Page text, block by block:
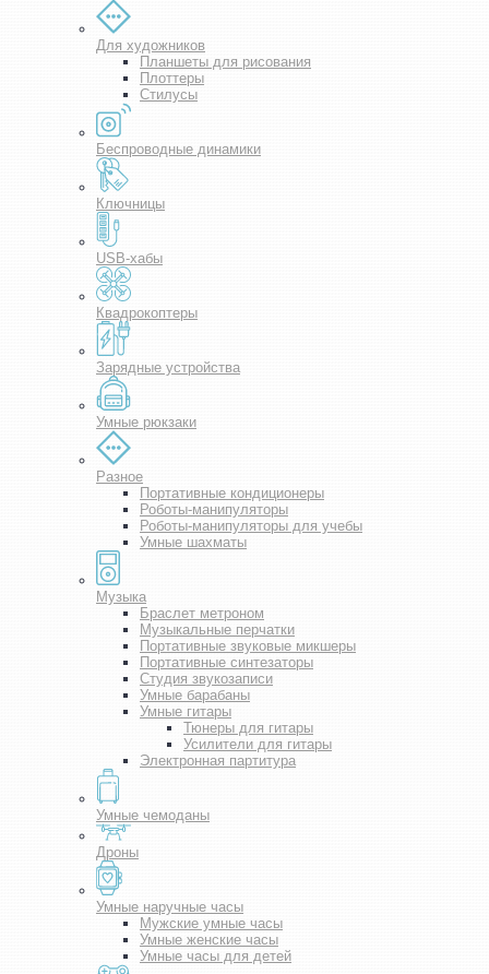
Для художников
Планшеты для рисования
Плоттеры
Стилусы
Беспроводные динамики
Ключницы
USB-хабы
Квадрокоптеры
Зарядные устройства
Умные рюкзаки
Разное
Портативные кондиционеры
Роботы-манипуляторы
Роботы-манипуляторы для учебы
Умные шахматы
Музыка
Браслет метроном
Музыкальные перчатки
Портативные звуковые микшеры
Портативные синтезаторы
Студия звукозаписи
Умные барабаны
Умные гитары
Тюнеры для гитары
Усилители для гитары
Электронная партитура
Умные чемоданы
Дроны
Умные наручные часы
Мужские умные часы
Умные женские часы
Умные часы для детей